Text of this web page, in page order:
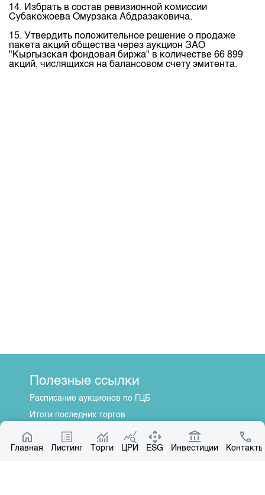
Главная Листинг Торги ЦРИ ESG Инвестиции Контакты
14. Избрать в состав ревизионной комиссии
Субакожоева Омурзака Абдразаковича.
15. Утвердить положительное решение о продаже
пакета акций общества через аукцион ЗАО
"Кыргызская фондовая биржа" в количестве 66 899
акций, числящихся на балансовом счету эмитента.
Полезные ссылки
Расписание аукционов по ГЦБ
Итоги последних торгов
Котировки по ЦБ
Центр раскрытия информации